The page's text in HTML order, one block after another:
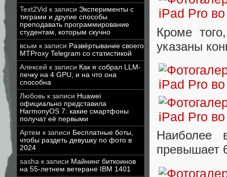
Text2Vid к записи Эксперименты с
тиграми и другие способы
преподавать программирование
студентам, которым скучно
всым к записи Развёртывание своего
MTProxy Telegram со статистикой
Алексей к записи Как я собрал LLM-
печку на 4 GPU, и на что она
способна
Любовь к записи Huawei
официально представила
HarmonyOS 7: какие смартфоны
получат её первыми
Артем к записи Бесплатные боты,
чтобы раздеть девушку по фото в
2024
sasha к записи Майнинг биткоинов
на 55-летнем ветеране IBM 1401
Кроме
указаны
Наиболее
превышает